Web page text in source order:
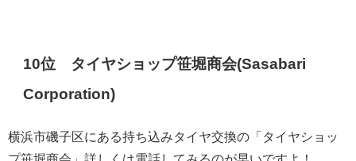
10位 タイヤショップ笹堀商会(Sasabari
Corporation)
横浜市磯子区にある持ち込みタイヤ交換の「タイヤショッ